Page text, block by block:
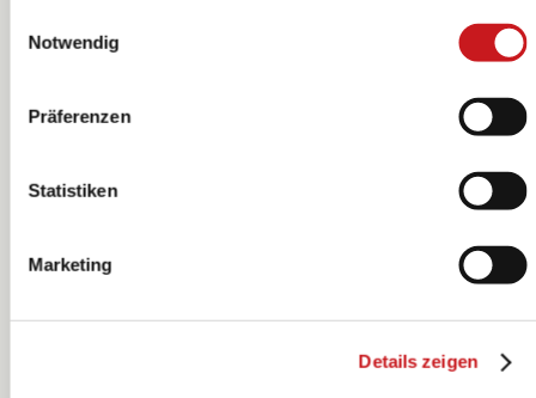
mehr darüber, wer wir sind, wie Sie uns kontaktieren
können und wie wir personenbezogene Daten verarbeiten.
Notwendig
Präferenzen
Statistiken
Marketing
Details zeigen